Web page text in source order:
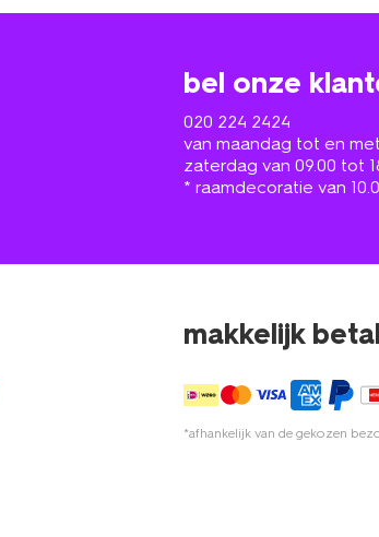
bel onze
020 224 2424
van maandag tot en
zaterdag van 09.00 tot
* raamdecoratie van
makkelijk
*afhankelijk van de gekozen